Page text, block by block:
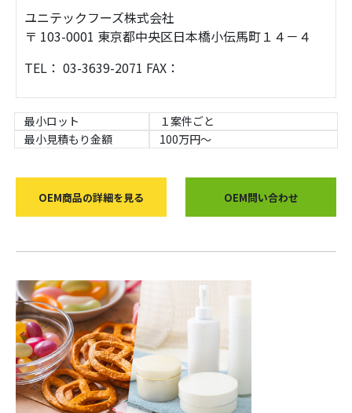
ユニテックフーズ株式会社
〒 103-0001 東京都中央区日本橋小伝馬町１４－４
TEL： 03-3639-2071 FAX：
最小ロット
１案件ごと
最小見積もり金額
100万円～
OEM商品の詳細を見る OEM問い合わせ